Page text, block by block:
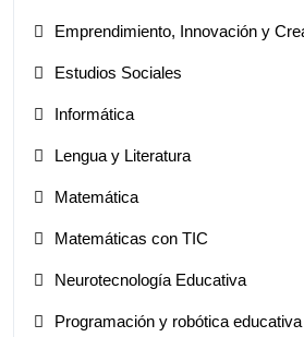
Emprendimiento, Innovación y
Estudios Sociales
Informática
Lengua y Literatura
Matemática
Matemáticas con TIC
Neurotecnología Educativa
Programación y robótica educativa